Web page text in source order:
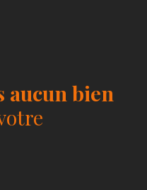
aucun bien